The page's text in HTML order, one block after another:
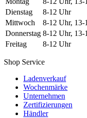
Dienstag
8-12 Uhr
Mittwoch
8-12 Uhr, 13-
Donnerstag 8-12 Uhr, 13-
Freitag
8-12 Uhr
Shop Service
Ladenverkauf
Wochenmärke
Unternehmen
Zertifizierungen
Händler